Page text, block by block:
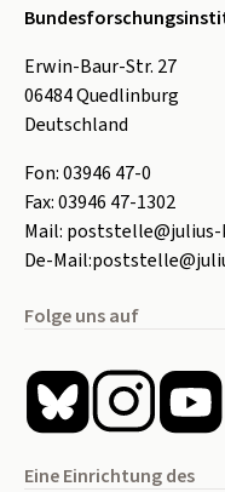
Erwin-Baur-Str. 27
06484Quedlinburg
Deutschland
Fon:03946 47-0
Fax:03946 47-1302
Mail: poststelle@julius-
De-Mail:
Folge uns auf
Eine Einrichtung des